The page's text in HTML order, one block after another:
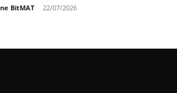
BitMAT - 22/07/2026